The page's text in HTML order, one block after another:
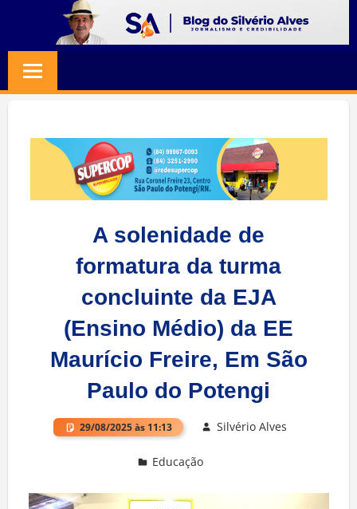
content
SILVERIO
ALVES
Jornalismo
Credibilidade
A solenidade de
formatura da turma
concluinte da EJA
(Ensino Médio) da EE
Maurício Freire, Em São
Paulo do Potengi
29/08/2025 às 11:13 Silvério Alves
Educação